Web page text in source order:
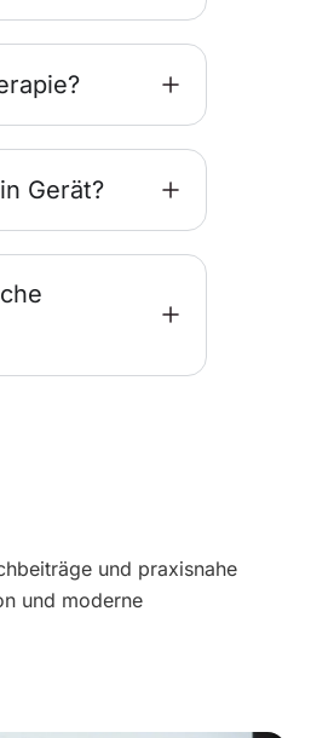
Gerät?
und praxisnahe
und moderne